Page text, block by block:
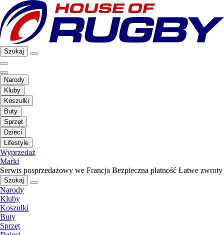
Szukaj
Narody
Kluby
Koszulki
Buty
Sprzęt
Dzieci
Lifestyle
Wyprzedaż
Marki
Serwis posprzedażowy we Francja Bezpieczna płatność Łatwe zwroty
Szukaj
Narody
Kluby
Koszulki
Buty
Sprzęt